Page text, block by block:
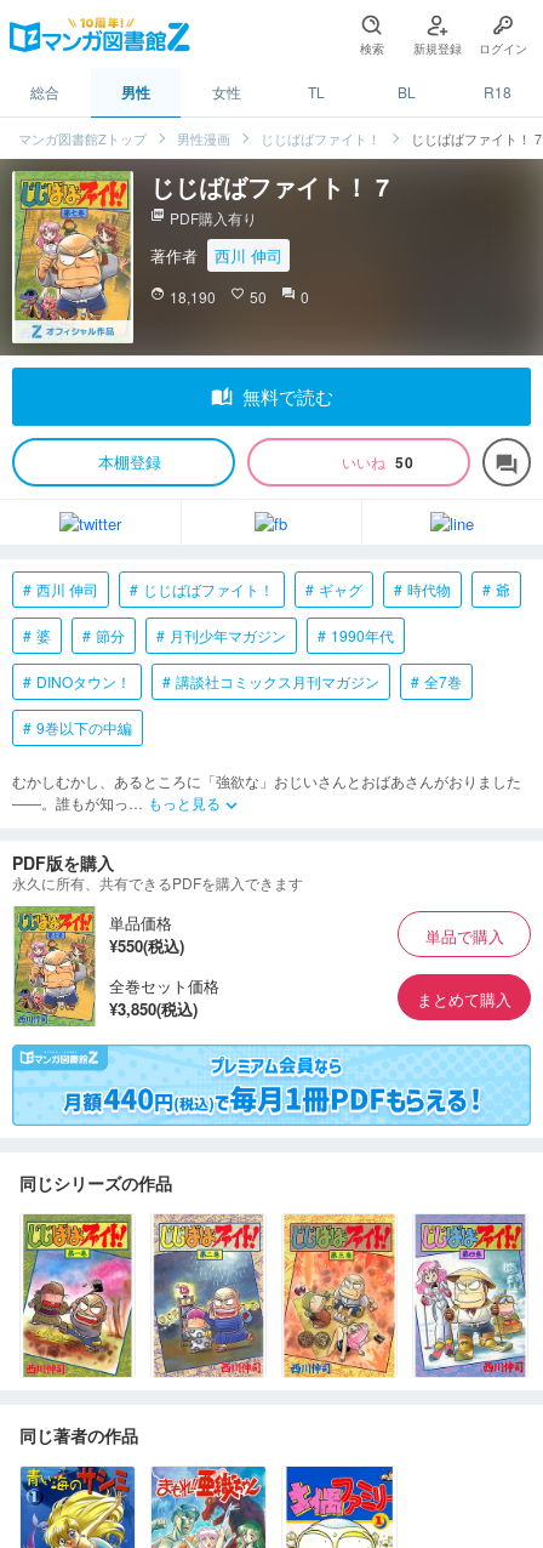
検索 新規登録 ログイン
総合 男性 女性 TL BL R18
マンガ図書館Zトップ 男性漫画 じじばばファイト！ じじばばファイト！ 7
じじばばファイト！ 7
picture_as_pdf PDF購入有り
著作者 西川 伸司
face 18,190 favorite_border 50 question_answer 0
auto_stories 無料で読む
本棚登録 いいね 50 forum
西川 伸司 じじばばファイト！ ギャグ 時代物 爺
婆 節分 月刊少年マガジン 1990年代
DINOタウン！ 講談社コミックス月刊マガジン 全7巻
9巻以下の中編
むかしむかし、あるところに「強欲な」おじいさんとおばあさんがおりました
――。誰もが知っ… もっと見る keyboard_arrow_down
PDF版を購入
永久に所有、共有できるPDFを購入できます
単品価格
¥550(税込)
単品で購入
全巻セット価格
¥3,850(税込)
まとめて購入
同じシリーズの作品
同じ著者の作品